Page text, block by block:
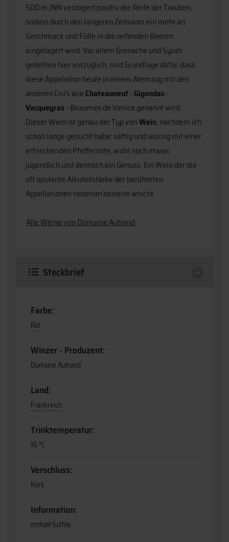
500 m /NN verzögert positiv die Reife der Trauben,
sodass durch den längeren Zeitraum ein mehr an
Geschmack und Fülle in die reifenden Beeren
eingelagert wird. Vor allem Grenache und Syrah
gedeihen hier vorzüglich, sind Grundlage dafür, dass
diese Appelation heute in einem Atemzug mit den
anderen Cru's wie Chateauneuf- Gigondas-
Vacqueyras- Beaumes de Venice genannt wird.
Dieser Wein ist genau der Typ vonWein, nachdem ich
schon lange gesucht habe: saftig und würzig mit einer
erfrischenden Pfeffernote, wohl noch etwas
jugendlich und dennoch ein Genuss. Ein Wein der die
oft opulente Alkoholstärke der berühmten
Appellationen nebenan beiseite wischt.
Alle Weine von Domaine Autrand
Steckbrief
Farbe:
Rot
Winzer - Produzent:
Domaine Autrand
Land:
Frankreich
Trinktemperatur:
16 °C
Verschluss:
Kork
Information:
enthält Sulfite